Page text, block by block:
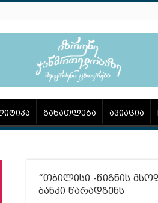
განათლება ავიაცია
“თბილისი -წიგნის
ბანკი წარადგენს